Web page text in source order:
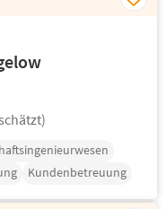
Kundenbetreuung